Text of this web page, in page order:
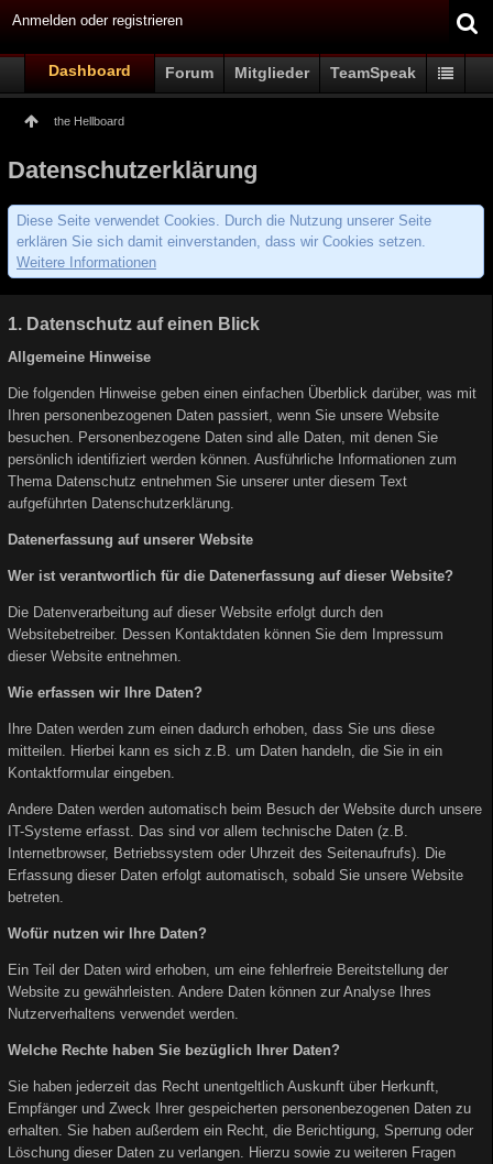
Anmelden oder registrieren
Dashboard Forum Mitglieder TeamSpeak
the Hellboard
Datenschutzerklärung
Diese Seite verwendet Cookies. Durch die Nutzung unserer Seite
erklären Sie sich damit einverstanden, dass wir Cookies setzen.
Weitere Informationen
1. Datenschutz auf einen Blick
Allgemeine Hinweise
Die folgenden Hinweise geben einen einfachen Überblick darüber, was mit
Ihren personenbezogenen Daten passiert, wenn Sie unsere Website
besuchen. Personenbezogene Daten sind alle Daten, mit denen Sie
persönlich identifiziert werden können. Ausführliche Informationen zum
Thema Datenschutz entnehmen Sie unserer unter diesem Text
aufgeführten Datenschutzerklärung.
Datenerfassung auf unserer Website
Wer ist verantwortlich für die Datenerfassung auf dieser Website?
Die Datenverarbeitung auf dieser Website erfolgt durch den
Websitebetreiber. Dessen Kontaktdaten können Sie dem Impressum
dieser Website entnehmen.
Wie erfassen wir Ihre Daten?
Ihre Daten werden zum einen dadurch erhoben, dass Sie uns diese
mitteilen. Hierbei kann es sich z.B. um Daten handeln, die Sie in ein
Kontaktformular eingeben.
Andere Daten werden automatisch beim Besuch der Website durch unsere
IT-Systeme erfasst. Das sind vor allem technische Daten (z.B.
Internetbrowser, Betriebssystem oder Uhrzeit des Seitenaufrufs). Die
Erfassung dieser Daten erfolgt automatisch, sobald Sie unsere Website
betreten.
Wofür nutzen wir Ihre Daten?
Ein Teil der Daten wird erhoben, um eine fehlerfreie Bereitstellung der
Website zu gewährleisten. Andere Daten können zur Analyse Ihres
Nutzerverhaltens verwendet werden.
Welche Rechte haben Sie bezüglich Ihrer Daten?
Sie haben jederzeit das Recht unentgeltlich Auskunft über Herkunft,
Empfänger und Zweck Ihrer gespeicherten personenbezogenen Daten zu
erhalten. Sie haben außerdem ein Recht, die Berichtigung, Sperrung oder
Löschung dieser Daten zu verlangen. Hierzu sowie zu weiteren Fragen